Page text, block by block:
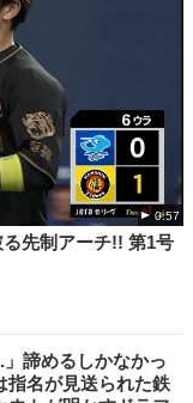
0:57
る先制アーチ!! 第1号
」諦めるしかなかっ
名が見送られた鉄